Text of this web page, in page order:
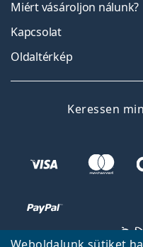
Miért vásároljon nálunk?
Kapcsolat
Oldaltérkép
Keressen